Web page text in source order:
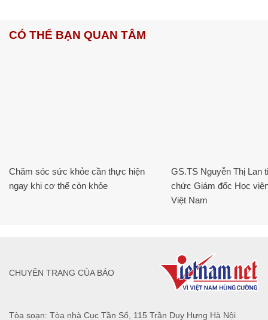
CÓ THỂ BẠN QUAN TÂM
Chăm sóc sức khỏe cần thực hiện
ngay khi cơ thể còn khỏe
GS.TS Nguyễn Thị Lan
chức Giám đốc Học
Việt Nam
Tòa soạn: Tòa nhà Cục Tần Số, 115 Trần Duy Hưng Hà Nội
CHUYÊN TRANG CỦA BÁO